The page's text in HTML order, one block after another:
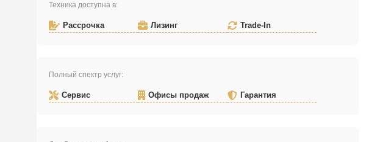
Техника доступна в:
Рассрочка Лизинг Trade-In
Полный спектр услуг:
Сервис Офисы продаж Гарантия